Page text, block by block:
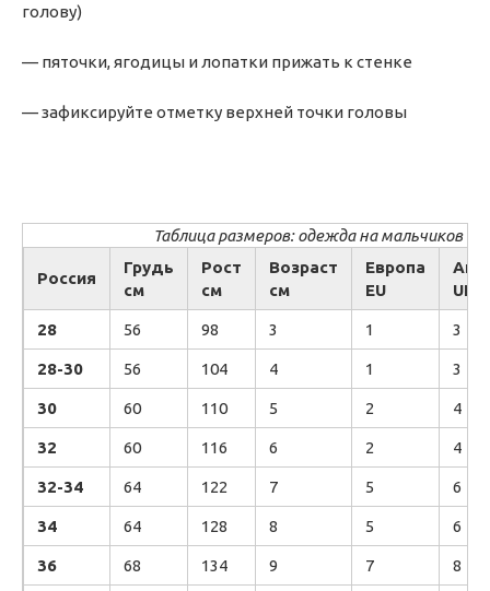
голову)
— пяточки, ягодицы и лопатки прижать к стенке
— зафиксируйте отметку верхней точки головы
Таблица размеров: одежда на мальчиков
Россия
Грудь
см
Рост
см
Возраст
см
Европа
EU
UK
28 56 98 3 1 3
28-30 56 104 4 1 3
30 60 110 5 2 4
32 60 116 6 2 4
32-34 64 122 7 5 6
34 64 128 8 5 6
36 68 134 9 7 8